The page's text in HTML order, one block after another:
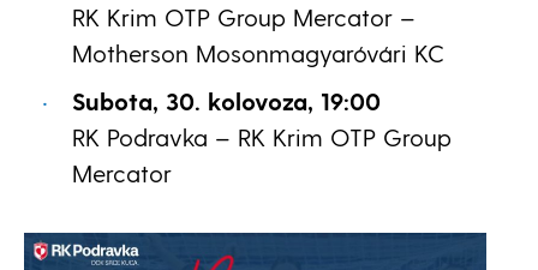
RK Krim OTP Group Mercator –
Motherson Mosonmagyaróvári KC
Subota, 30. kolovoza, 19:00
RK Podravka – RK Krim OTP Group
Mercator